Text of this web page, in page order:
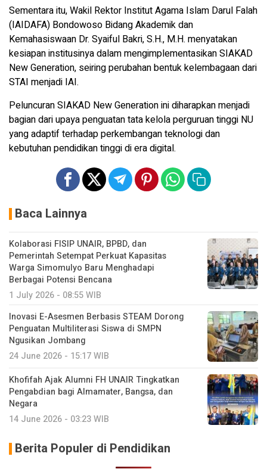
Sementara itu, Wakil Rektor Institut Agama Islam Darul Falah
(IAIDAFA) Bondowoso Bidang Akademik dan
Kemahasiswaan Dr. Syaiful Bakri, S.H., M.H. menyatakan
kesiapan institusinya dalam mengimplementasikan SIAKAD
New Generation, seiring perubahan bentuk kelembagaan dari
STAI menjadi IAI.
Peluncuran SIAKAD New Generation ini diharapkan menjadi
bagian dari upaya penguatan tata kelola perguruan tinggi NU
yang adaptif terhadap perkembangan teknologi dan
kebutuhan pendidikan tinggi di era digital.
Baca Lainnya
Kolaborasi FISIP UNAIR, BPBD, dan
Pemerintah Setempat Perkuat Kapasitas
Warga Simomulyo Baru Menghadapi
Berbagai Potensi Bencana
1 July 2026 - 08:55 WIB
Inovasi E-Asesmen Berbasis STEAM Dorong
Penguatan Multiliterasi Siswa di SMPN
Ngusikan Jombang
24 June 2026 - 15:17 WIB
Khofifah Ajak Alumni FH UNAIR Tingkatkan
Pengabdian bagi Almamater, Bangsa, dan
Negara
14 June 2026 - 03:23 WIB
Berita Populer di Pendidikan